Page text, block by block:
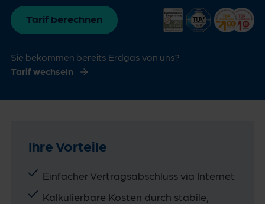
Bei Bedarf korrigieren.
Tarif berechnen
Sie bekommen bereits Erdgas von uns?
Tarif wechseln
Ihre Vorteile
Einfacher Vertragsabschluss via Internet
Kalkulierbare Kosten durch stabile,